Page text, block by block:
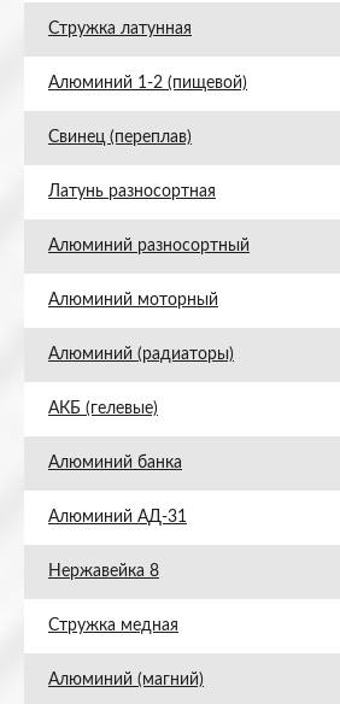
Стружка латунная
Алюминий 1-2 (пищевой)
Свинец (переплав)
Латунь разносортная
Алюминий разносортный
Алюминий моторный
Алюминий (радиаторы)
АКБ (гелевые)
Алюминий банка
Алюминий АД-31
Нержавейка 8
Стружка медная
Алюминий (магний)